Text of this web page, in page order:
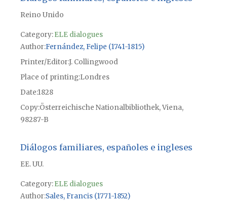
Reino Unido
Category:ELE dialogues
Author Fernández, Felipe (1741-1815)
Printer/EditorJ. Collingwood
Place of printingLondres
Date1828
CopyÖsterreichische Nationalbibliothek, Viena,
98287-B
Diálogos familiares, españoles e ingleses
EE. UU.
Category:ELE dialogues
Author Sales, Francis (1771-1852)